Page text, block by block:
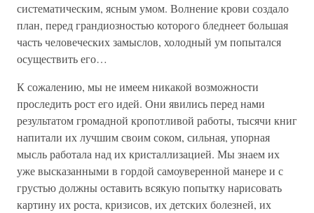
систематическим, ясным умом. Волнение крови создало
план, перед грандиозностью которого бледнеет большая
часть человеческих замыслов, холодный ум попытался
осуществить его…
К сожалению, мы не имеем никакой возможности
проследить рост его идей. Они явились перед нами
результатом громадной кропотливой работы, тысячи книг
напитали их лучшим своим соком, сильная, упорная
мысль работала над их кристаллизацией. Мы знаем их
уже высказанными в гордой самоуверенной манере и с
грустью должны оставить всякую попытку нарисовать
картину их роста, кризисов, их детских болезней, их